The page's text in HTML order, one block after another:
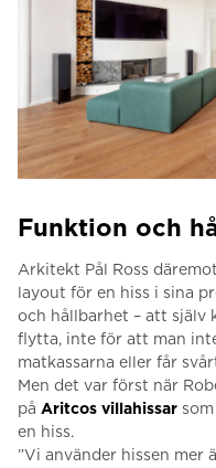
Funktion och
Arkitekt Pål Ross
layout för en hiss i sina
och hållbarhet – att själv
flytta, inte för att man
matkassarna eller får
Men det var först när
på Aritcos villahissar
en hiss.
”Vi använder hissen mer